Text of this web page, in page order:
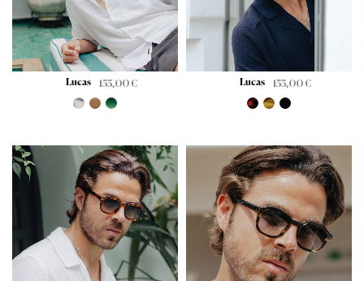
Lucas 155,00€ Lucas 155,00€